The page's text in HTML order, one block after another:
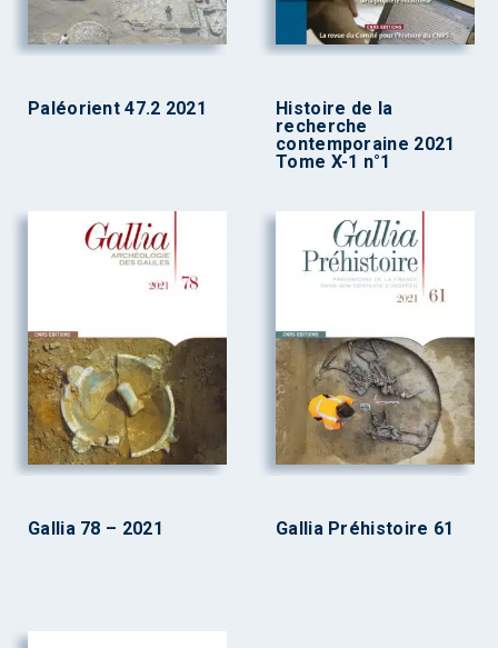
Paléorient 47.2 2021
Histoire de la
recherche
contemporaine 2021
Tome X-1 n°1
Gallia 78 – 2021 Gallia Préhistoire 61